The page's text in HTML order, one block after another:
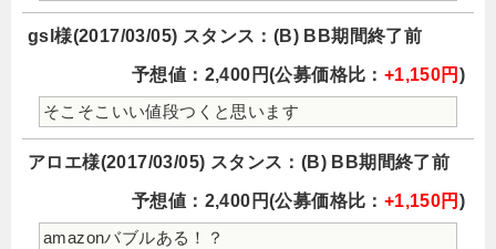
gsl様(2017/03/05) スタンス：(B) BB期間終了前
予想値：2,400円(公募価格比： +1,150円 )
そこそこいい値段つくと思います
アロエ様(2017/03/05) スタンス：(B) BB期間終了前
予想値：2,400円(公募価格比： +1,150円 )
amazonバブルある！？